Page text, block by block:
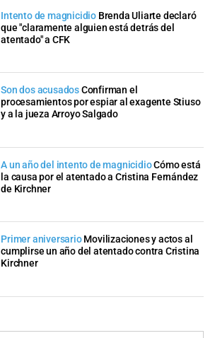
Intento de magnicidio Brenda Uliarte declaró
que "claramente alguien está detrás del
atentado" a CFK
Son dos acusadosConfirman el
procesamientos por espiar al exagente Stiuso
y a la jueza Arroyo Salgado
A un año del intento de magnicidioCómo está
la causa por el atentado a Cristina Fernández
de Kirchner
Primer aniversario Movilizaciones y actos al
cumplirse un año del atentado contra Cristina
Kirchner